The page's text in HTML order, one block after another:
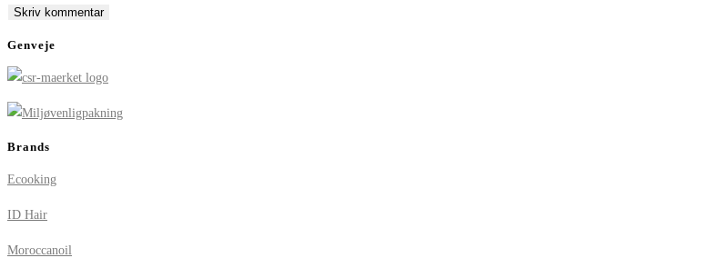
totoURL
Genveje
Brands
Ecooking
ID Hair
Moroccanoil